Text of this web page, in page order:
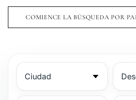
COMIENCE LA BÚSQUEDA POR